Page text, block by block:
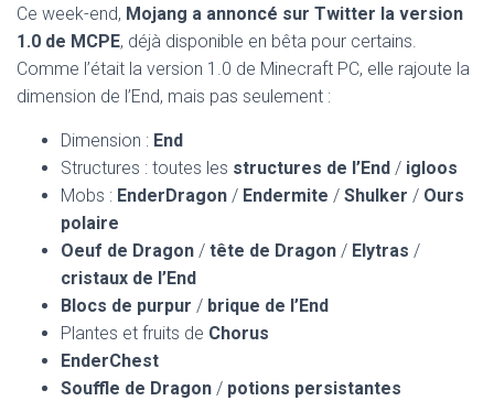
Ce week-end, Mojang a annoncé sur Twitter la version
1.0 de MCPE, déjà disponible en bêta pour certains.
Comme l’était la version 1.0 de Minecraft PC, elle rajoute la
dimension de l’End, mais pas seulement :
Dimension : End
Structures : toutes les structures de l’End / igloos
Mobs : EnderDragon / Endermite / Shulker / Ours
polaire
Oeuf de Dragon / tête de Dragon / Elytras /
cristaux de l’End
Blocs de purpur / brique de l’End
Plantes et fruits de Chorus
EnderChest
Souffle de Dragon / potions persistantes